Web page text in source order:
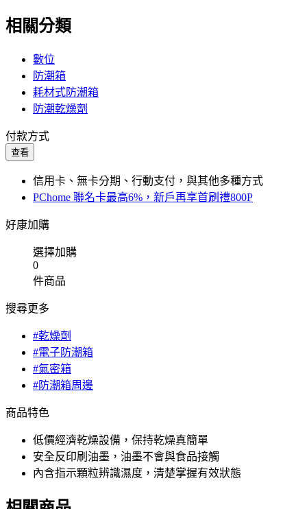
相關分類
數位
防潮箱
耗材式防潮箱
防潮乾燥劑
付款方式
查看
信用卡、無卡分期、行動支付，與其他多種方式
PChome 聯名卡最高6%，新戶再享首刷禮800P
好康加購
選擇加購
0
件商品
搜尋更多
#乾燥劑
#電子防潮箱
#氣密箱
#防潮箱周邊
商品特色
低價經濟乾燥設備，保持乾燥真簡單
安全反印刷油墨，油墨不會與食品接觸
內含指示顆粒辨識濕度，清楚掌握有效狀態